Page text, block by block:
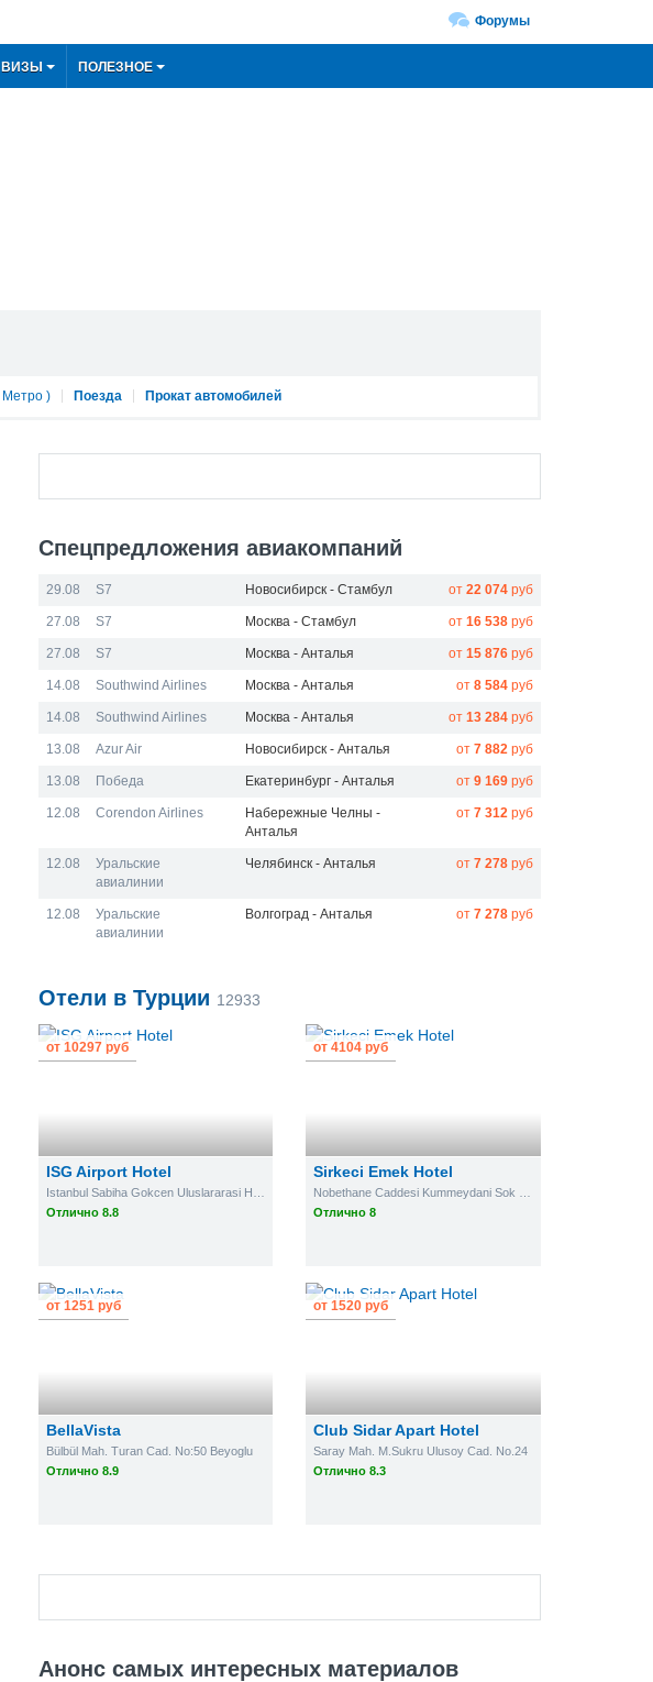
Форумы
ВИЗЫ ПОЛЕЗНОЕ
Метро ) Поезда Прокат автомобилей
Спецпредложения авиакомпаний
29.08 S7 Новосибирск - Стамбул от 22 074руб
27.08 S7 Москва - Стамбул от 16 538руб
27.08 S7 Москва - Анталья от 15 876руб
14.08 Southwind Airlines Москва - Анталья от 8 584руб
14.08 Southwind Airlines Москва - Анталья от 13 284руб
13.08 Azur Air Новосибирск - Анталья от 7 882руб
13.08 Победа Екатеринбург - Анталья от 9 169руб
12.08 Corendon Airlines
Набережные Челны -
Анталья
от 7 312руб
12.08
Уральские
авиалинии
Челябинск - Анталья от 7 278руб
12.08
Уральские
авиалинии
Волгоград - Анталья от 7 278руб
Отели в Турции 12933
ISG Airport Hotel
Отлично 8.8
от 10297 руб
Sirkeci Emek Hotel
Отлично 8
от4104 руб
BellaVista
Bülbül Mah. Turan Cad. No:50 Beyoglu
Отлично 8.9
от 1251 руб
Club Sidar Apart Hotel
Saray Mah. M.Sukru Ulusoy Cad. No.24
Отлично 8.3
от1520 руб
Анонс самых интересных материалов